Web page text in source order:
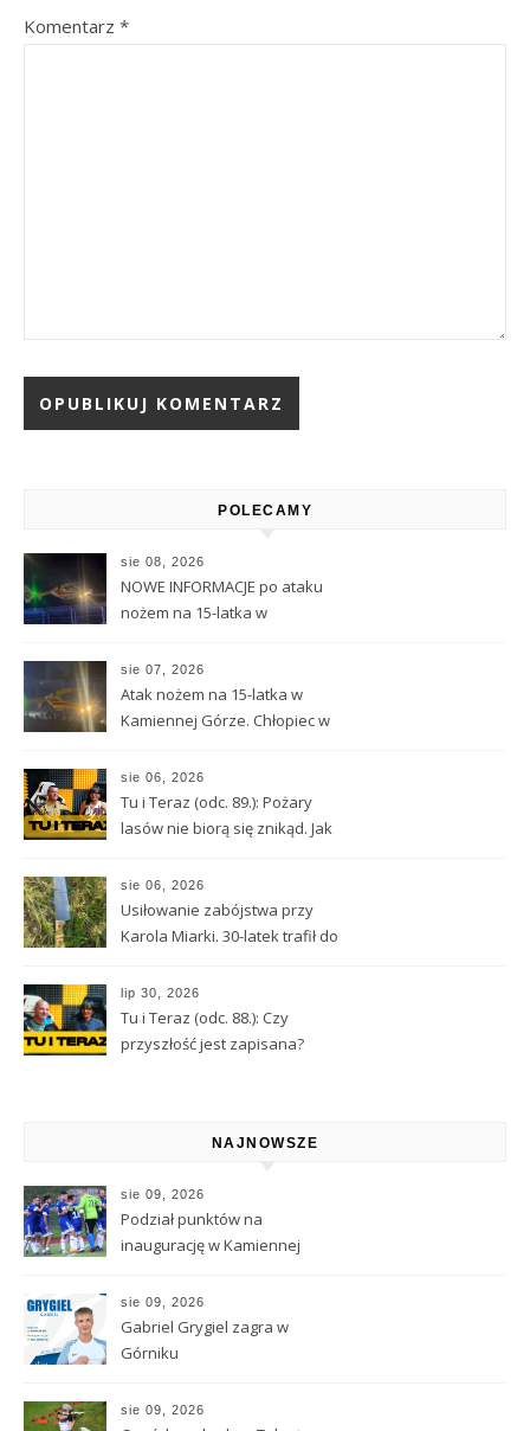
Komentarz *
POLECAMY
sie 08, 2026
NOWE INFORMACJE po ataku
nożem na 15-latka w
sie 07, 2026
Atak nożem na 15-latka w
Kamiennej Górze. Chłopiec w
przetransportowany
śmigłowcem LPR
sie 06, 2026
Tu i Teraz (odc. 89.): Pożary
lasów nie biorą się znikąd. Jak
sie 06, 2026
Usiłowanie zabójstwa przy
Karola Miarki. 30-latek trafił do
lip 30, 2026
Tu i Teraz (odc. 88.): Czy
przyszłość jest zapisana?
NAJNOWSZE
sie 09, 2026
Podział punktów na
inaugurację w Kamiennej
sie 09, 2026
Gabriel Grygiel zagra w
Górniku
sie 09, 2026